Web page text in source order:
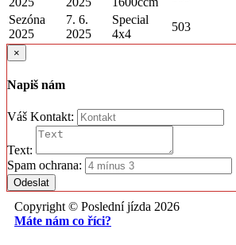
Sezóna
2025
7. 6.
2025
Special
4x4
503
×
Napiš nám
Váš Kontakt:
Text:
Spam ochrana:
Odeslat
Copyright © Poslední jízda 2026
Máte nám co říci?